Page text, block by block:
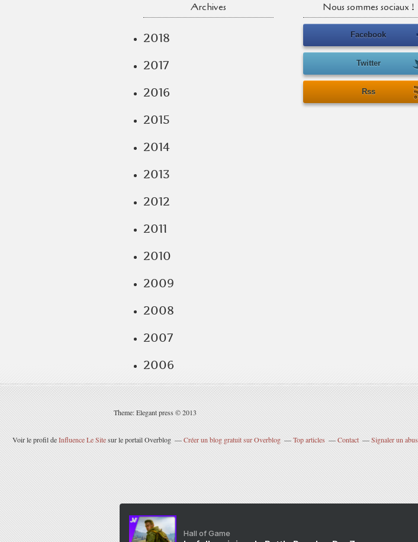
Archives
2018
2017
2016
2015
2014
2013
2012
2011
2010
2009
2008
2007
2006
Nous sommes sociaux !
Facebook
Twitter
Rss
Theme: Elegant press © 2013
Voir le profil deInfluence Le Sitesur le portail Overblog Créer un blog gratuit sur Overblog Top articles Contact Signaler un abus
Hall of Game